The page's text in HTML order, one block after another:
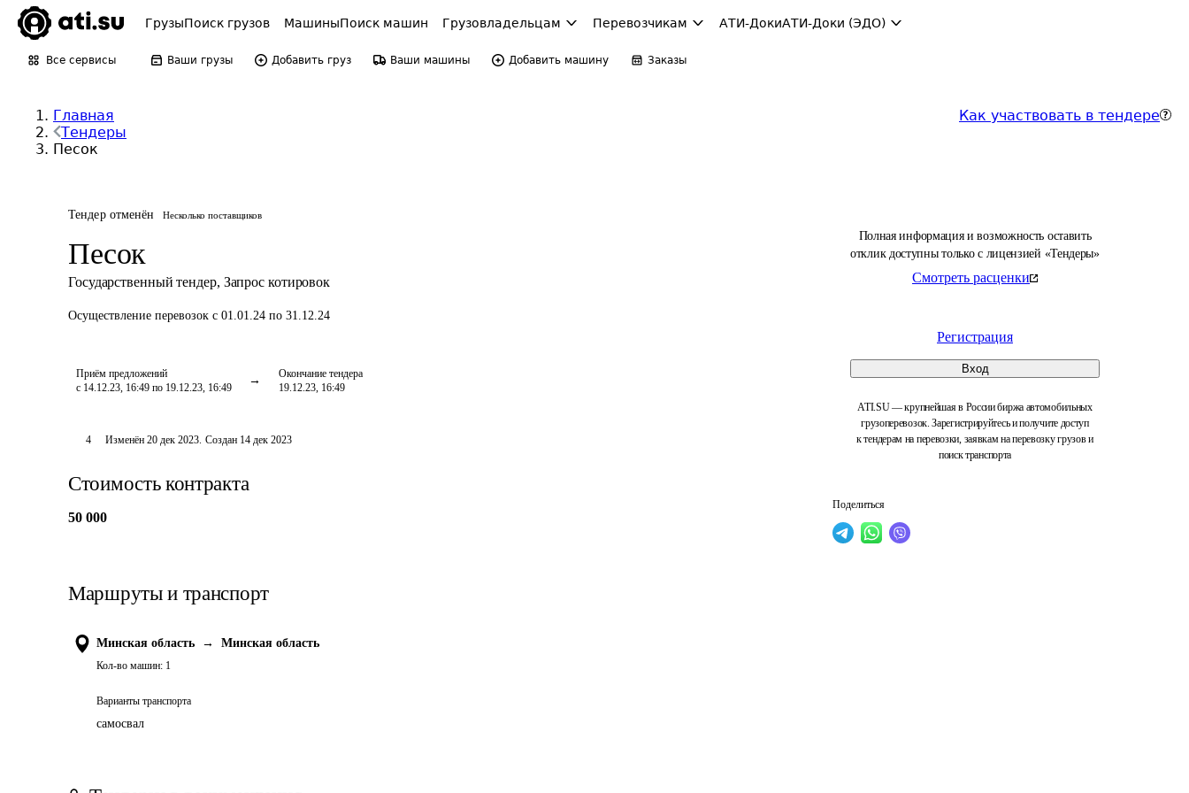
ГрузыПоиск грузов МашиныПоиск машин Грузовладельцам Перевозчикам АТИ-ДокиАТИ-Доки (ЭДО)
Все сервисы Ваши грузы Добавить груз Ваши машины Добавить машину Заказы
Главная
Тендеры
Песок
Как участвовать в тендере
Тендер отменён Несколько поставщиков
Песок
Государственный тендер, Запрос котировок
Осуществление перевозок с 01.01.24 по 31.12.24
Приём предложений
с 14.12.23, 16:49 по 19.12.23, 16:49
Окончание тендера
19.12.23, 16:49
Полная информация и возможность оставить
отклик доступны только с лицензией «Тендеры»
Смотреть расценки
Регистрация
Вход
ATI.SU — крупнейшая в России биржа автомобильных
грузоперевозок. Зарегистрируйтесь и получите доступ
к тендерам на перевозки, заявкам на перевозку грузов и
поиск транспорта
Поделиться
4 Изменён 20 дек 2023. Создан 14 дек 2023
Стоимость контракта
50 000
Маршруты и транспорт
Минская область → Минская область
Кол-во машин: 1
Варианты транспорта
самосвал